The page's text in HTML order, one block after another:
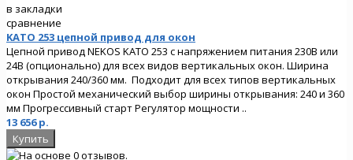
в закладки
сравнение
KATO 253 цепной привод для окон
Цепной привод NEKOS KATO 253 с напряжением питания 230В или
24В (опционально) для всех видов вертикальных окон. Ширина
открывания 240/360 мм. Подходит для всех типов вертикальных
окон Простой механический выбор ширины открывания: 240 и 360
мм Прогрессивный старт Регулятор мощности ..
13 656 р.